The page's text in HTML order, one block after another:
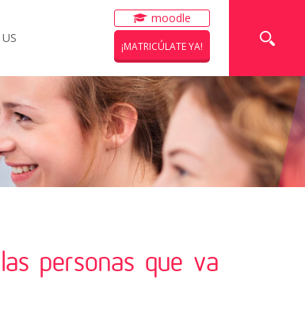
moodle
¡MATRICÚLATE YA!
personas que va